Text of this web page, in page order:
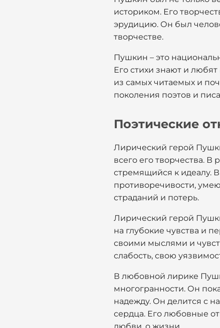
историком. Его
эрудицию. Он был
творчестве.
Пушкин – это
Его стихи знают и
из самых читаемых и
поколения поэтов и
Поэтические
Лирический герой
всего его творчества.
стремящийся к идеалу.
противоречивости,
страданий и потерь.
Лирический герой
на глубокие чувства и
своими мыслями и
слабость, свою
В любовной лирике
многогранности. Он
надежду. Он делится с
сердца. Его любовные